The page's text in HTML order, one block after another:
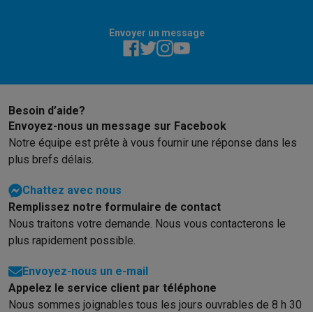
Envoyer un message
Besoin d’aide?
Envoyez-nous un message sur Facebook
Notre équipe est prête à vous fournir une réponse dans les
plus brefs délais.
Chattez avec nous
Remplissez notre formulaire de contact
Nous traitons votre demande. Nous vous contacterons le
plus rapidement possible.
Envoyez-nous un e-mail
Appelez le service client par téléphone
Nous sommes joignables tous les jours ouvrables de 8 h 30